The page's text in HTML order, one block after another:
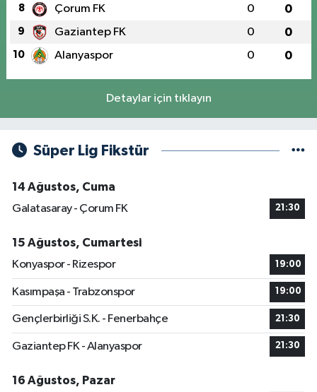
8 Çorum FK 0 0
9 Gaziantep FK 0 0
10 Alanyaspor 0 0
Detaylar için tıklayın
Süper Lig Fikstür
14 Ağustos, Cuma
Galatasaray - Çorum FK
21:30
15 Ağustos, Cumartesi
Konyaspor - Rizespor
19:00
Kasımpaşa - Trabzonspor 19:00
Gençlerbirliği S.K. - Fenerbahçe 21:30
Gaziantep FK - Alanyaspor 21:30
16 Ağustos, Pazar